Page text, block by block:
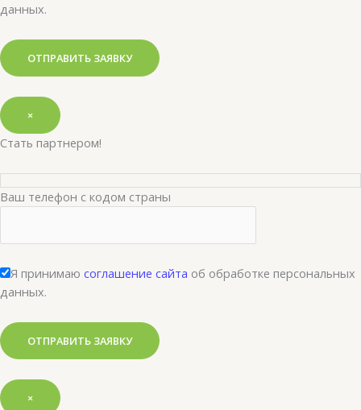
данных.
×
Стать партнером!
Ваш телефон с кодом страны
Я принимаю соглашение сайта об обработке персональных
данных.
×